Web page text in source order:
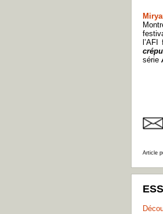
série
Article